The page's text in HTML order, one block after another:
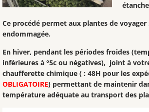
Ce procédé permet aux plantes de voyager
endommagée.
En hiver, pendant les périodes froides
inférieures à °5c ou négatives), joint à
chaufferette chimique ( : 48H pour les
OBLIGATOIRE) permettant de maintenir
température adéquate au transport des